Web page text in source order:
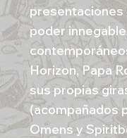
presentaciones
poder
Horizon, Papa
sus propias
(acompañados
Omens y